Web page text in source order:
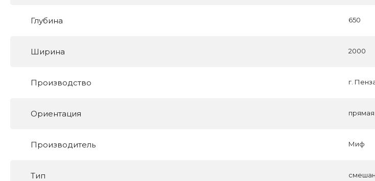
Глубина 650
Ширина 2000
Производство г.
Ориентация прямая
Производитель Миф
Тип